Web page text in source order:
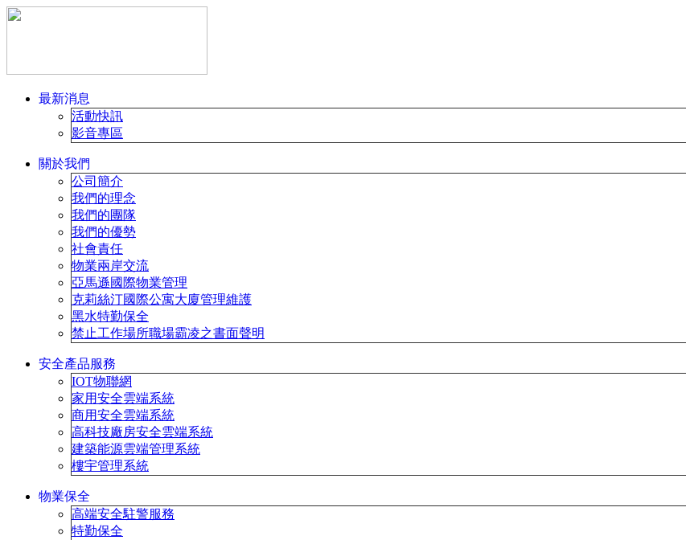
最新消息
活動快訊
影音專區
關於我們
公司簡介
我們的理念
我們的團隊
我們的優勢
社會責任
物業兩岸交流
亞馬遜國際物業管理
克莉絲汀國際公寓大廈管理維護
黑水特勤保全
禁止工作場所職場霸凌之書面聲明
安全產品服務
IOT物聯網
家用安全雲端系統
商用安全雲端系統
高科技廠房安全雲端系統
建築能源雲端管理系統
樓宇管理系統
物業保全
高端安全駐警服務
特勤保全